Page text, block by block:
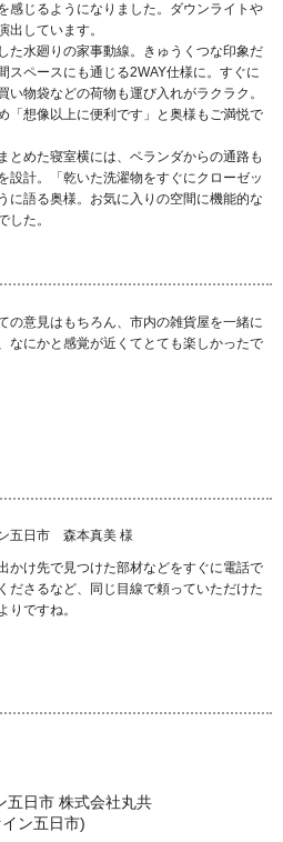
感じるようになりました。ダウンライトや
出しています。
水廻りの家事動線。きゅうくつな印象だ
スペースにも通じる2WAY仕様に。すぐに
物袋などの荷物も運び入れがラクラク。
「想像以上に便利です」と奥様もご満悦で
めた寝室横には、ベランダからの通路も
設計。「乾いた洗濯物をすぐにクローゼッ
に語る奥様。お気に入りの空間に機能的な
した。
の意見はもちろん、市内の雑貨屋を一緒に
なにかと感覚が近くてとても楽しかったで
五日市 森本真美 様
かけ先で見つけた部材などをすぐに電話で
ださるなど、同じ目線で頼っていただけた
りですね。
五日市 株式会社丸共
ン五日市)